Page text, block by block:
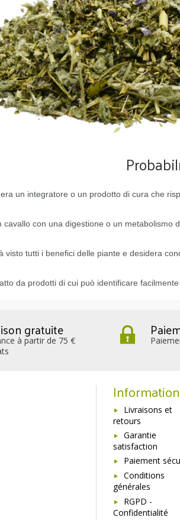
un integratore o un prodotto di cura che
con una digestione o un metabolismo
visto tutti i benefici delle piante e desidera
da prodotti di cui può identificare
gratuite
à partir de 75 €
Livraisons et
retours
Garantie
satisfaction
Paiement
Conditions
générales
RGPD -
Confidentialité